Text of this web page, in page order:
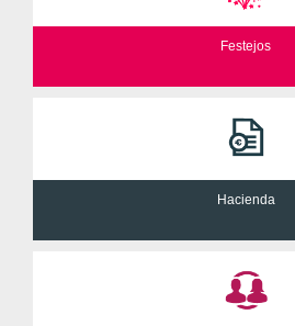
Festejos
Hacienda